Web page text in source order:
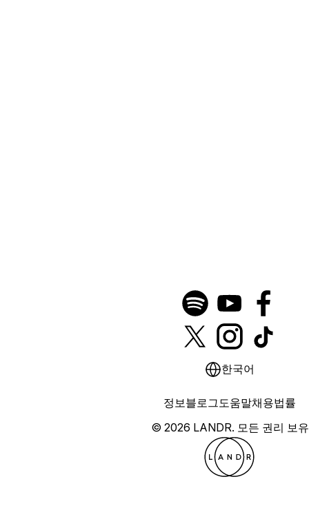
한국어
© 2026 LANDR. 모든 권리 보유
정보블로그도움말채용법률